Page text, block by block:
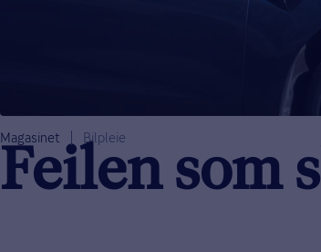
Magasinet Bilpleie
Feilen som